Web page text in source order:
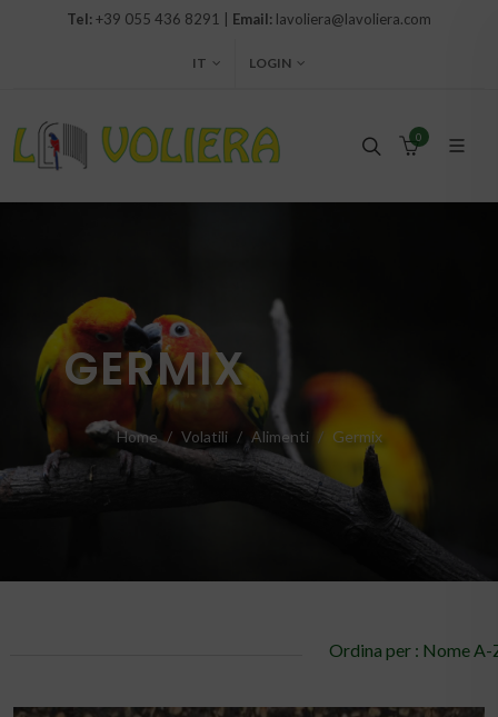
Tel:+39 055 436 8291 | Email: lavoliera@lavoliera.com
IT LOGIN
0
GERMIX
Home Volatili Alimenti Germix
Ordina per : Nome